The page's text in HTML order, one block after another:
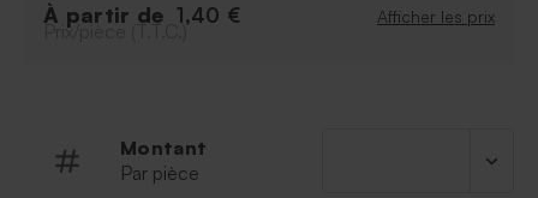
Photo et texte
grâce à notre outil de personnalisation.
À partir de 1,40 € Afficher les prix
Prix/pièce (T.T.C.)
Montant
Par pièce